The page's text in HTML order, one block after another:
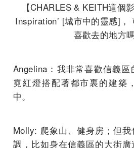
【CHARLES & KEITH這個
Inspiration’ [城市中的靈感]，
喜歡去的地方嗎
Angelina：我非常喜歡信義
霓紅燈搭配著都市裏的建築
中。
Molly: 爬象山、健身房；但
調，比如身在信義區的大街